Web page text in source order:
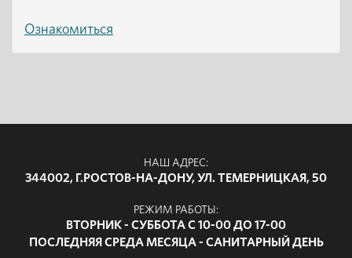
Ознакомиться
НАШ АДРЕС:
344002, Г.РОСТОВ-НА-ДОНУ, УЛ. ТЕМЕРНИЦКАЯ, 50
РЕЖИМ РАБОТЫ:
ВТОРНИК - СУББОТА С 10-00 ДО 17-00
ПОСЛЕДНЯЯ СРЕДА МЕСЯЦА - САНИТАРНЫЙ ДЕНЬ